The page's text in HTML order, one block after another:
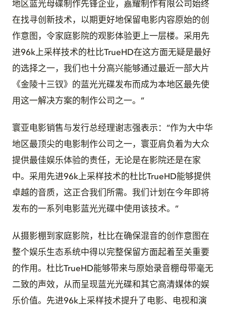
地区蓝光母碟制作先锋企业，嘉耀制作有限公司始终
在找寻创新技术，以期更好地保留电影内容原始的创
作意图，令家庭影院的观影体验更上一层楼。采用先
进96k上采样技术的杜比TrueHD在这方面无疑是最好
的选择之一，我们也十分高兴能够通过最近一部大片
《金陵十三钗》的蓝光光碟发布而成为本地区最先使
用这一解决方案的制作公司之一。”
寰亚电影销售与发行总经理谢志强表示：“作为大中华
地区最顶尖的电影制作公司之一，寰亚肩负着为大众
提供最佳娱乐体验的责任，无论是在影院还是在家
中。采用先进96k上采样技术的杜比TrueHD能够提供
卓越的音质，这正合我们所需。我们计划在今年即将
发布的一系列电影蓝光光碟中使用该技术。”
从摄影棚到家庭影院，杜比在确保混音的创作意图在
整个娱乐生态系统中得以完整保留方面起着至关重要
的作用。杜比TrueHD能够带来与原始录音棚母带毫无
二致的声效，从而呈现蓝光光碟和其它高清媒体的娱
乐价值。先进96k上采样技术提升了电影、电视和演